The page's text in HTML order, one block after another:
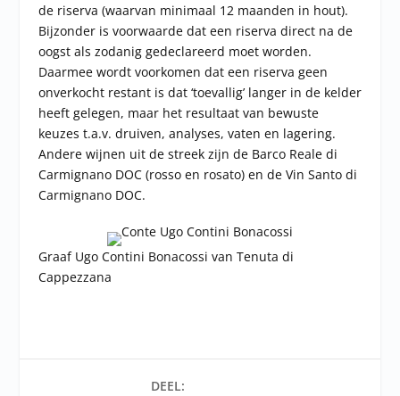
de riserva (waarvan minimaal 12 maanden in hout).
Bijzonder is voorwaarde dat een riserva direct na de
oogst als zodanig gedeclareerd moet worden.
Daarmee wordt voorkomen dat een riserva geen
onverkocht restant is dat ‘toevallig’ langer in de kelder
heeft gelegen, maar het resultaat van bewuste
keuzes t.a.v. druiven, analyses, vaten en lagering.
Andere wijnen uit de streek zijn de Barco Reale di
Carmignano DOC (rosso en rosato) en de Vin Santo di
Carmignano DOC.
Graaf Ugo Contini Bonacossi van Tenuta di
Cappezzana
DEEL: